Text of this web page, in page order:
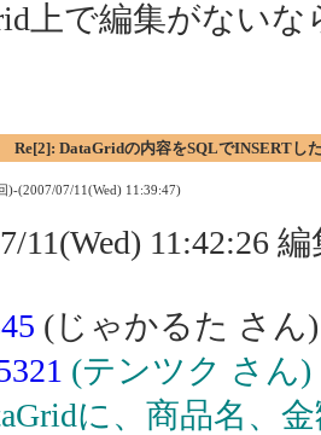
上で編集がない
Re[2]: DataGridの内容をSQLでINSERTし
)-(2007/07/11(Wed) 11:39:47)
11(Wed) 11:42:26
(じゃかるた さん
(テンツク さん)
に、商品名、